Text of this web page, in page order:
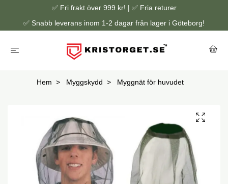
✅ Fri frakt över 999 kr! | ✅ Fria returer
✅ Snabb leverans inom 1-2 dagar från lager i Göteborg!
Hem Myggskydd Myggnät för huvudet